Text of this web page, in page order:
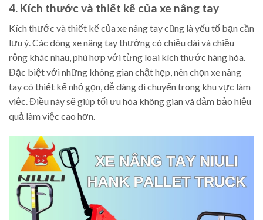
4. Kích thước và thiết kế của xe nâng tay
Kích thước và thiết kế của xe nâng tay cũng là yếu tố bạn cần
lưu ý. Các dòng xe nâng tay thường có chiều dài và chiều
rộng khác nhau, phù hợp với từng loại kích thước hàng hóa.
Đặc biệt với những không gian chật hẹp, nên chọn xe nâng
tay có thiết kế nhỏ gọn, dễ dàng di chuyển trong khu vực làm
việc. Điều này sẽ giúp tối ưu hóa không gian và đảm bảo hiệu
quả làm việc cao hơn.